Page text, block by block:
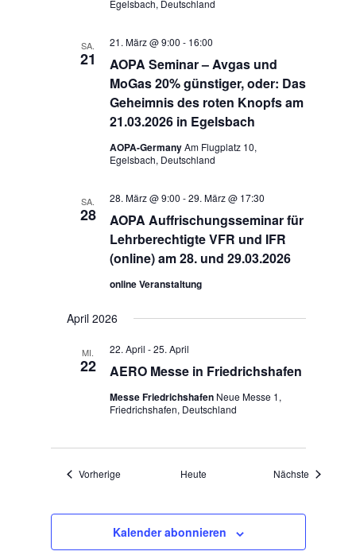
Egelsbach, Deutschland
SA.
21
AOPA Seminar – Avgas und
MoGas 20% günstiger, oder: Das
Geheimnis des roten Knopfs am
21.03.2026 in Egelsbach
21. März @ 9:00 - 16:00
AOPA-GermanyAm Flugplatz 10,
Egelsbach, Deutschland
SA.
28
AOPA Auffrischungsseminar für
Lehrberechtigte VFR und IFR
(online) am 28. und 29.03.2026
28. März @ 9:00 -29. März @ 17:30
online Veranstaltung
April 2026
MI.
22 AERO Messe in Friedrichshafen
22. April -25. April
Messe Friedrichshafen Neue Messe 1,
Friedrichshafen, Deutschland
VorherigeVeranstaltungenHeute Nächste
Kalender abonnieren